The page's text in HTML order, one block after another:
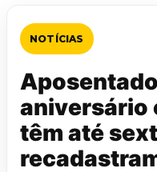
NOTÍCIAS
aniversário
têm até